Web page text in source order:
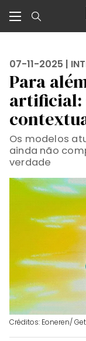
07-11-2025 |
Para
artificial:
Os modelos
ainda não
verdade
Créditos: Eoneren/